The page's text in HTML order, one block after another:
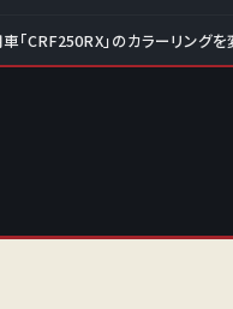
「CRF250RX」のカラーリング